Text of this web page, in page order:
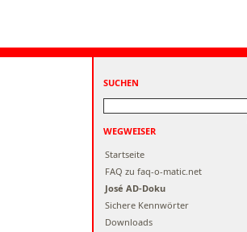
SUCHEN
WEGWEISER
Startseite
FAQ zu faq-o-matic.net
José AD-Doku
Sichere Kennwörter
Downloads